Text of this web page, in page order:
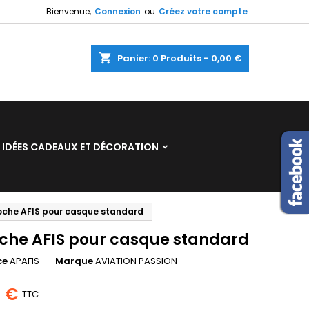
Bienvenue, Connexion ou Créez votre compte
shopping_cart Panier: 0 Produits - 0,00 €
IDÉES CADEAUX ET DÉCORATION
AFIS pour casque standard
AFIS pour casque standard
APAFIS MarqueAVIATION PASSION
€ TTC